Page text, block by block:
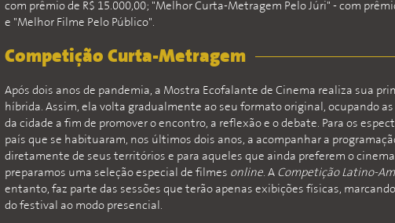
com prêmio de R$ 15.000,00; "Melhor Curta-Metragem Pelo Júri" - com
e "Melhor Filme Pelo Público".
Competição Curta-Metragem
Após dois anos de pandemia, a Mostra Ecofalante de Cinema realiza sua
híbrida. Assim, ela volta gradualmente ao seu formato original, ocupando
da cidade a fim de promover o encontro, a reflexão e o debate. Para os
país que se habituaram, nos últimos dois anos, a acompanhar a
diretamente de seus territórios e para aqueles que ainda preferem o cinema
preparamos uma seleção especial de filmes online. A Competição Latino-
entanto, faz parte das sessões que terão apenas exibições físicas,
do festival ao modo presencial.